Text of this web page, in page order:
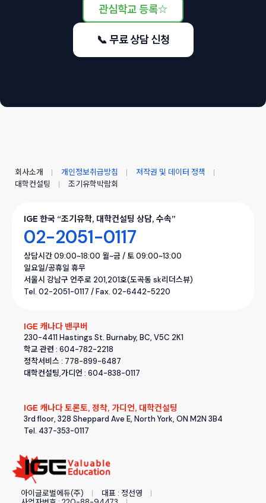
관심학교 등록☆
📞 무료 상담 신청
IGE 한국 “조기유학, 대학컨설팅 상담, 수속”
02-2051-0117
상담시간 09:00~18:00 월~금 / 토 09:00~13:00
일요일/공휴일 휴무
서울시 강남구 언주로 201,201호(도곡동 sk리더스뷰)
Tel. 02-2051-0117 / Fax. 02-6442-5220
IGE 캐나다 밴쿠버
230-4411 Hastings St. Burnaby, BC, V5C 2K1
학교 관련 : 604-782-2218
정착서비스 : 778-899-6487
대학컨설팅,가디언 : 604-838-0117
IGE 캐나다 토론토, 정착, 가디언, 대학컨설팅
3rd floor, 328 Sheppard Ave E, North York, ON M2N 3B4
Tel. 437-353-0117
아이글로벌에듀(주)
대표 : 정선영
회사소개 개인정보취급방침
저작권 및 데이터 정책
대학컨설팅
조기유학박람회